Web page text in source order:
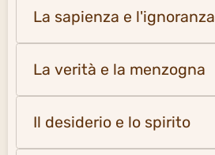
La sapienza e l'ignoranza
La verità e la menzogna
Il desiderio e lo spirito